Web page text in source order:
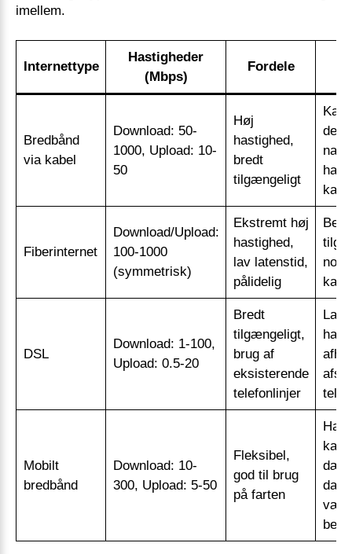
imellem.
Internettype
Hastigheder
(Mbps)
Fordele
Bredbånd
via kabel
Download: 50-
1000, Upload: 10-
50
Høj
hastighed,
bredt
tilgængeligt
Kan
kan
Fiberinternet
Download/Upload:
100-1000
(symmetrisk)
Ekstremt høj
hastighed,
lav latenstid,
pålidelig
kan
DSL
Download: 1-100,
Upload: 0.5-20
Bredt
tilgængeligt,
brug af
eksisterende
telefonlinjer
Mobilt
bredbånd
Download: 10-
300, Upload: 5-50
Fleksibel,
god til brug
på farten
kan